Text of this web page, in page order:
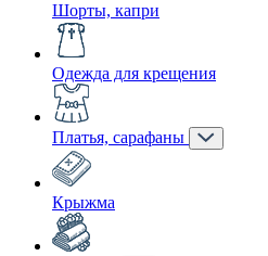
Шорты, капри
Одежда для крещения
Платья, сарафаны
Крыжма